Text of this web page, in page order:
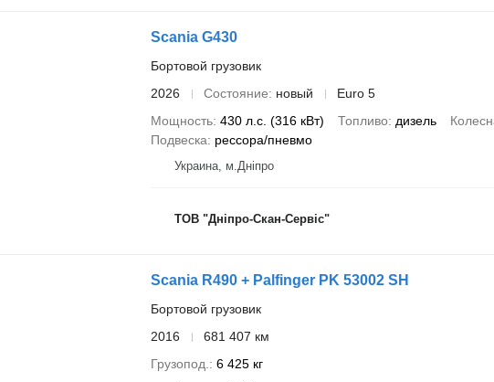
Scania G430
Бортовой грузовик
2026
Состояние новый
Euro 5
Мощность 430 л.с. (316 кВт) Топливо дизель
Подвеска
рессора/пневмо
Украина, м.Дніпро
ТОВ "Дніпро-Скан-Сервіс"
Scania R490 + Palfinger PK 53002 SH
Бортовой грузовик
2016
681 407 км
Грузопод.
6 425 кг